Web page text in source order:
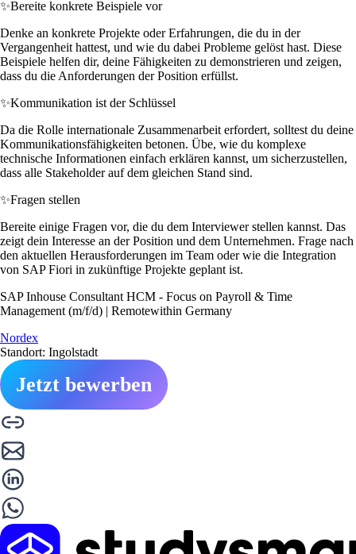
✨Bereite konkrete Beispiele vor
Denke an konkrete Projekte oder Erfahrungen, die du in der
Vergangenheit hattest, und wie du dabei Probleme gelöst hast. Diese
Beispiele helfen dir, deine Fähigkeiten zu demonstrieren und zeigen,
dass du die Anforderungen der Position erfüllst.
✨Kommunikation ist der Schlüssel
Da die Rolle internationale Zusammenarbeit erfordert, solltest du deine
Kommunikationsfähigkeiten betonen. Übe, wie du komplexe
technische Informationen einfach erklären kannst, um sicherzustellen,
dass alle Stakeholder auf dem gleichen Stand sind.
✨Fragen stellen
Bereite einige Fragen vor, die du dem Interviewer stellen kannst. Das
zeigt dein Interesse an der Position und dem Unternehmen. Frage nach
den aktuellen Herausforderungen im Team oder wie die Integration
von SAP Fiori in zukünftige Projekte geplant ist.
SAP Inhouse Consultant HCM - Focus on Payroll & Time
Management (m/f/d) | Remotewithin Germany
Nordex
Standort: Ingolstadt
Jetzt bewerben